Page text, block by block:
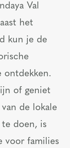
Val
het
kun je de
ontdekken.
of geniet
de lokale
doen, is
voor families